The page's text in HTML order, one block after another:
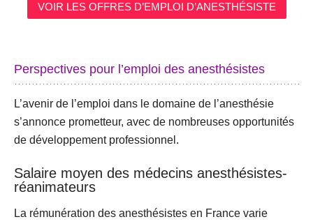
VOIR LES OFFRES D’EMPLOI D’ANESTHÉSISTE
Perspectives pour l’emploi des anesthésistes
L’avenir de l’emploi dans le domaine de l’anesthésie
s’annonce prometteur, avec de nombreuses opportunités
de développement professionnel.
Salaire moyen des médecins anesthésistes-
réanimateurs
La rémunération des anesthésistes en France varie